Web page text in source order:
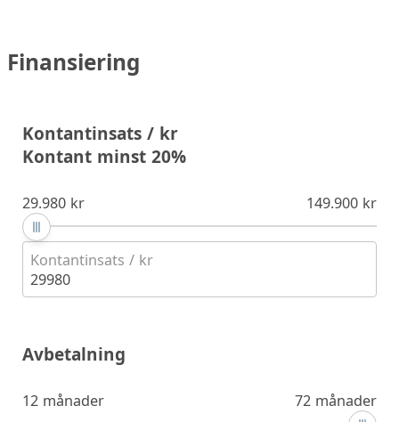
Finansiering
Kontantinsats / kr
Kontant minst 20%
29.980 kr 149.900 kr
Kontantinsats / kr
29980
Avbetalning
12 månader 72 månader